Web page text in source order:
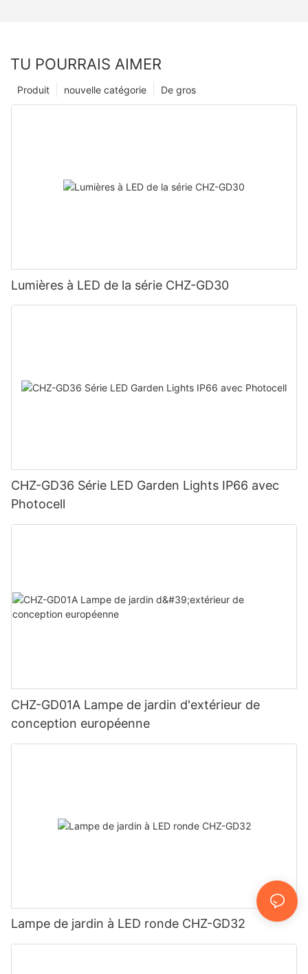
TU POURRAIS AIMER
De gros
nouvelle catégorie
Produit
Lumières à LED de la série CHZ-GD30
CHZ-GD36 Série LED Garden Lights IP66 avec
Photocell
CHZ-GD01A Lampe de jardin d'extérieur de
conception européenne
Lampe de jardin à LED ronde CHZ-GD32